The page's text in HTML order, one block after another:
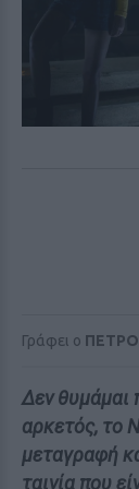
Γράφει ο
Δεν θυμάμαι
αρκετός, το
μεταγραφή
ταινία που